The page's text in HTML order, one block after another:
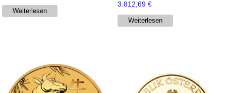
Weiterlesen
3.812,69 €
Weiterlesen